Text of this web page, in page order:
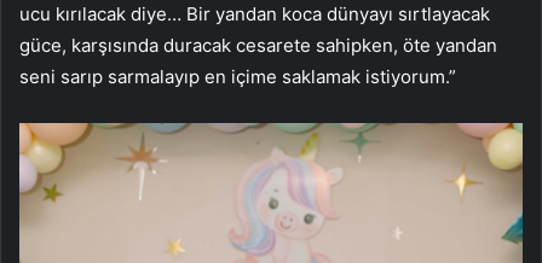
ucu kırılacak diye… Bir yandan koca dünyayı sırtlayacak
güce, karşısında duracak cesarete sahipken, öte yandan
seni sarıp sarmalayıp en içime saklamak istiyorum.”